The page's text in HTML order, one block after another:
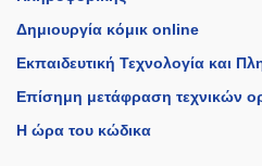
Δημιουργία κόμικ online
Εκπαιδευτική Τεχνολογία και
Επίσημη μετάφραση τεχνικών
Η ώρα του κώδικα